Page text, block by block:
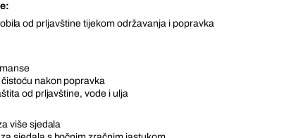
od prljavštine tijekom održavanja i popravka
nakon popravka
od prljavštine, vode i ulja
više sjedala